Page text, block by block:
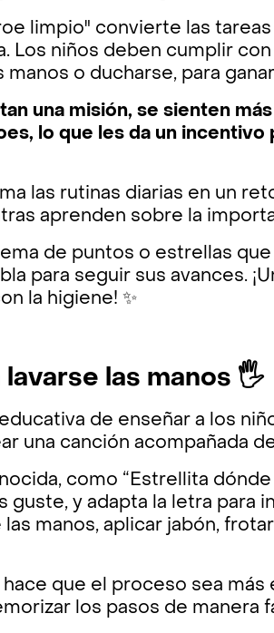
limpio" convierte las
Los niños deben cumplir
manos o ducharse, para
una misión, se sienten
lo que les da un incentivo
las rutinas diarias en un
aprenden sobre la
de puntos o estrellas
para seguir sus avances.
la higiene! ✨
lavarse las manos 🖐️
de enseñar a los
una canción acompañada
como “Estrellita
guste, y adapta la letra para
manos, aplicar jabón,
que el proceso sea
los pasos de manera